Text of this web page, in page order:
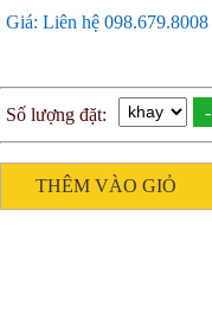
Giá: Liên hệ 098.679.8008
Số lượng đặt: -
THÊM VÀO GIỎ